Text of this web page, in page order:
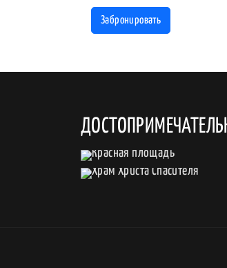
Забронировать